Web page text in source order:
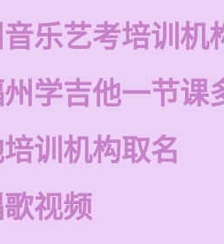
乐艺考培训机
学吉他一节课
训机构取名
视频